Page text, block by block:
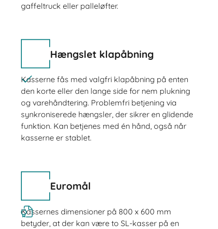
gaffeltruck eller palleløfter.
Hængslet klapåbning
Kasserne fås med valgfri klapåbning på enten
den korte eller den lange side for nem plukning
og varehåndtering. Problemfri betjening via
synkroniserede hængsler, der sikrer en glidende
funktion. Kan betjenes med én hånd, også når
kasserne er stablet.
Euromål
Kassernes dimensioner på 800 x 600 mm
betyder, at der kan være to SL-kasser på en